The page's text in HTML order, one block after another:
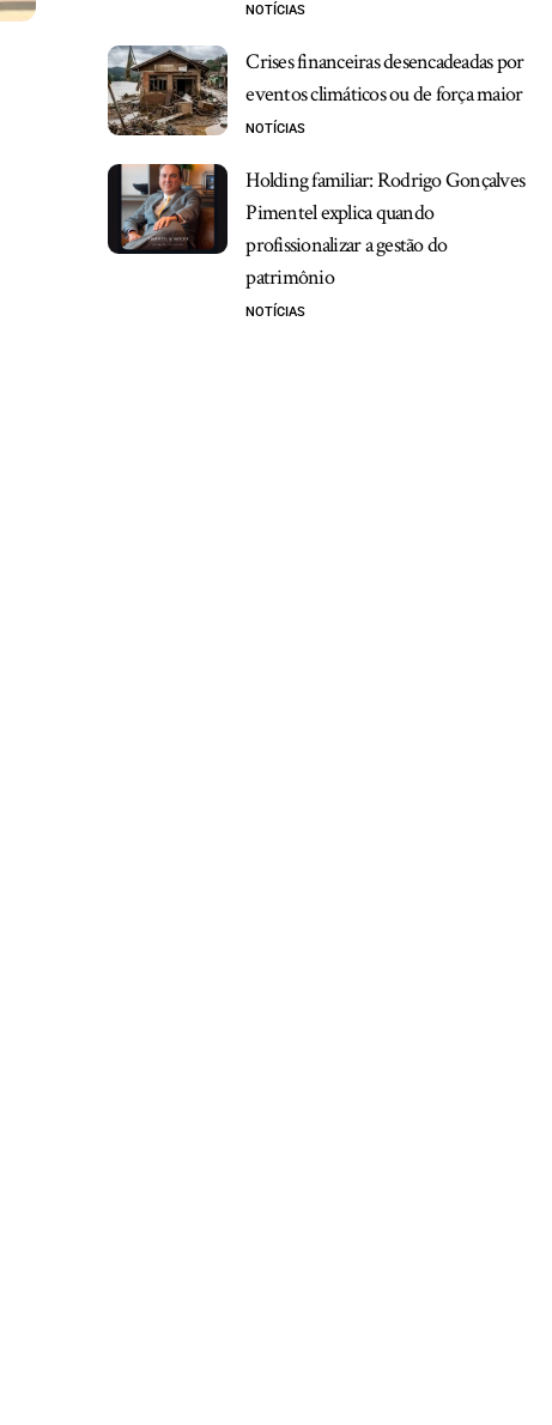
NOTÍCIAS
Crises financeiras desencadeadas por
eventos climáticos ou de força maior
NOTÍCIAS
Holding familiar: Rodrigo Gonçalves
Pimentel explica quando
profissionalizar a gestão do
patrimônio
NOTÍCIAS